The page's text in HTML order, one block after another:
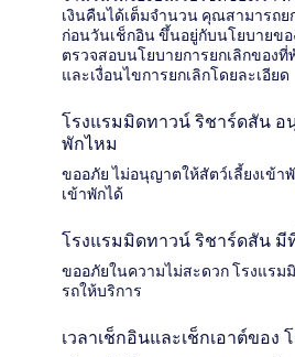
เงินคืนได้เต็มจำนวน คุณสามารถย
ก่อนวันเช็กอิน ขึ้นอยู่กับนโยบายข
ตรวจสอบนโยบายการยกเลิกของ
และเงื่อนไขการยกเลิกโดยละเอียด
โรงแรมมิดทาวน์ ริชาร์ดสัน อ
พักไหม
ขออภัย ไม่อนุญาตให้สัตว์เลี้ยงเข้า
เข้าพักได้
โรงแรมมิดทาวน์ ริชาร์ดสัน มี
ขออภัยในความไม่สะดวก โรงแร
รถให้บริการ
เวลาเช็กอินและเช็กเอาต์ขอ